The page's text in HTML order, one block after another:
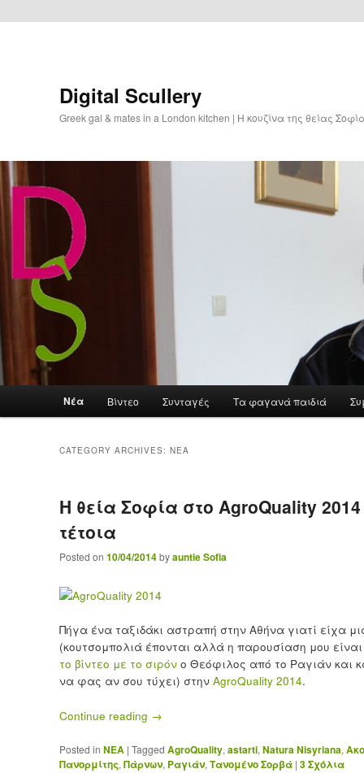
Digital Scullery
Greek gal & mates in a London kitchen | Η κουζίνα της θείας
Skip to primary content
Skip to secondary content
Νέα Βίντεο Συνταγές Τα φαγανά παιδιά
CATEGORY ARCHIVES: ΝΕΑ
Η θεία Σοφία στο AgroQuality
τέτοια
Posted on 10/04/2014byauntie Sofia
Πήγα ένα ταξιδάκι αστραπή στην Αθήνα γιατί είχα
(κουτσομπολιά έπονται αλλά η παρουσίαση μου
το βίντεο με το σιρόνο Θεόφιλος από το Ραγιάν και
να φας αν σου τύχει) στηνAgroQuality 2014.
Continue reading →
Posted in ΝΕΑ | Tagged AgroQuality, astarti, Natura Nisyriana,
Πανορμίτης, Πάρνων, Ραγιάν, Τανομένο Σορβά | 3Σχόλια